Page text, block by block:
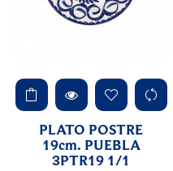
PLATO POSTRE
19cm. PUEBLA
3PTR19 1/1